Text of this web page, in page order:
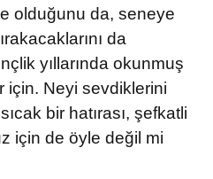
olduğunu da, seneye
da
yıllarında okunmuş
için. Neyi sevdiklerini
bir hatırası, şefkatli
için de öyle değil mi